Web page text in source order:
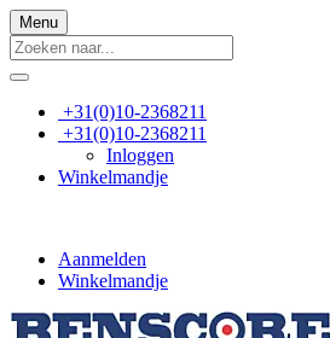
Menu
+31(0)10-2368211
+31(0)10-2368211
Inloggen
Winkelmandje
Aanmelden
Winkelmandje